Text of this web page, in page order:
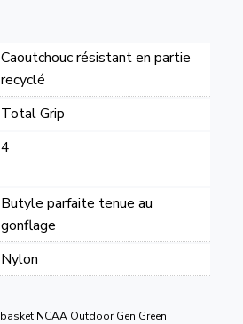
Caoutchouc résistant en partie
recyclé
Total Grip
4
Butyle parfaite tenue au
gonflage
Nylon